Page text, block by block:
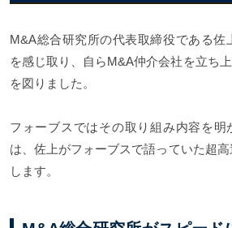
M&A総合研究所の代表取締役である佐
を感じ取り、自らM&A仲介会社を立ち
を図りました。
フォーブスではその取り組み内容を明
は、佐上がフォーブスで語っていた超
します。